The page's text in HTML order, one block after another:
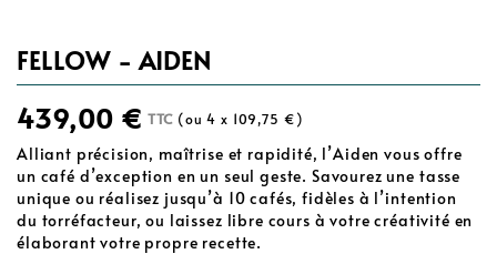
FELLOW - AIDEN
439,00 € TTC (ou 4 x 109,75 €)
Alliant précision, maîtrise et rapidité, l’Aiden vous offre
un café d’exception en un seul geste. Savourez une tasse
unique ou réalisez jusqu’à 10 cafés, fidèles à l’intention
du torréfacteur, ou laissez libre cours à votre créativité en
élaborant votre propre recette.